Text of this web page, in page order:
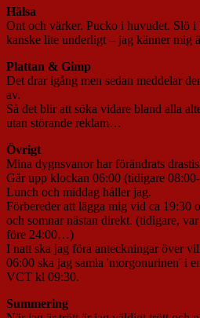
Hälsa
Ont och värker. Pucko i huvudet. Slö
kanske lite underligt – jag känner mig
Plattan & Gimp
Det drar igång men sedan meddelar
av.
Så det blir att söka vidare bland alla
utan störande reklam…
Övrigt
Mina dygnsvanor har förändrats
Går upp klockan 06:00 (tidigare
Lunch och middag håller jag.
Förbereder att lägga mig vid ca 19:30
och somnar nästan direkt. (tidigare,
före 24:00…)
I natt ska jag föra anteckningar över
06:00 ska jag samla 'morgonurinen' i
VCT kl 09:30.
Summering